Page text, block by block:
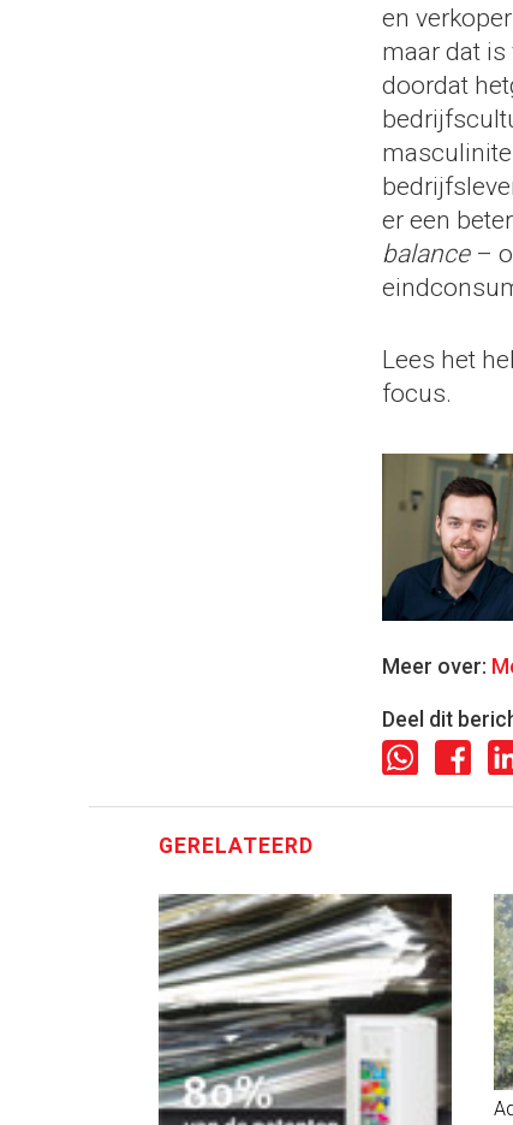
en
maar dat is
doordat
er een
balance–
Lees het
focus.
Meer over:
Deel dit
GERELATEERD